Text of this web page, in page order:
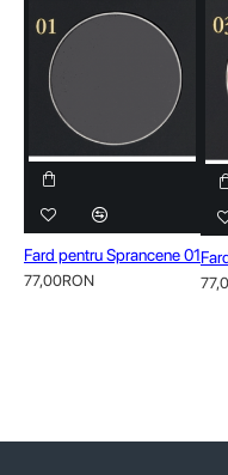
Fard pentru Sprancene 01
77,00RON